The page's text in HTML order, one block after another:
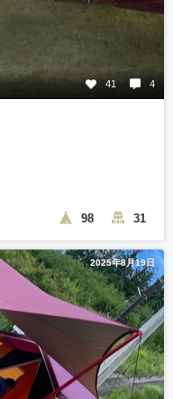
41 4
98 31
2025年8月19日